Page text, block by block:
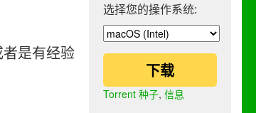
选择您的操作系统:
下载
Torrent 种子, 信息
是有经验